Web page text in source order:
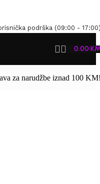
podrška (09:00 -
0.00
za narudžbe iznad 100